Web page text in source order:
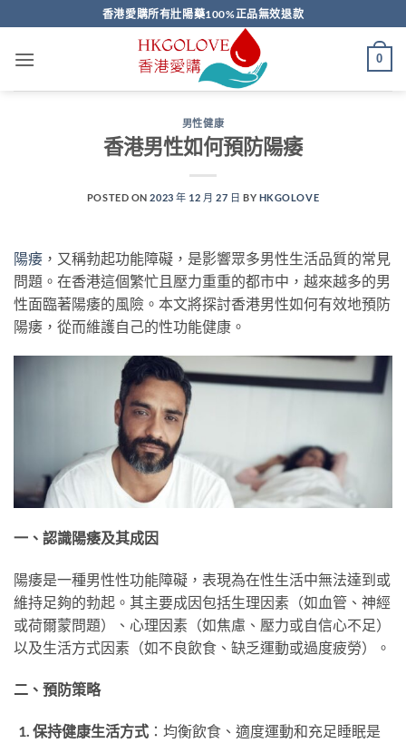
to
content
香港愛購所有壯陽藥100%正品無效退款
0
男性健康
香港男性如何預防陽痿
POSTED ON2023 年 12 月 27 日 BY HKGOLOVE
陽痿 ，又稱勃起功能障礙，是影響眾多男性生活品質的常見
問題。在香港這個繁忙且壓力重重的都市中，越來越多的男
性面臨著陽痿的風險。本文將探討香港男性如何有效地預防
陽痿，從而維護自己的性功能健康。
一、認識陽痿及其成因
陽痿是一種男性性功能障礙，表現為在性生活中無法達到或
維持足夠的勃起。其主要成因包括生理因素（如血管、神經
或荷爾蒙問題）、心理因素（如焦慮、壓力或自信心不足）
以及生活方式因素（如不良飲食、缺乏運動或過度疲勞）。
二、預防策略
保持健康生活方式：均衡飲食、適度運動和充足睡眠是